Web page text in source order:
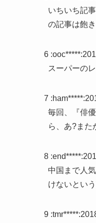
いちいち記
の記事は飽き
6 :ooc*****:
スーパーの
7 :ham*****:
毎回、『俳
ら、あ?また
8 :end*****:
中国まで人
けないとい
9 :tmr*****: